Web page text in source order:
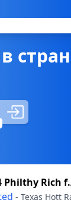
Philthy Rich
- Texas Hott